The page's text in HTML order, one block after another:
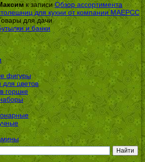
к записиОбзор ассортимента
для кухни от компании МАЕРСС
для дачи
и банки
фигуры
для цветов
горшке